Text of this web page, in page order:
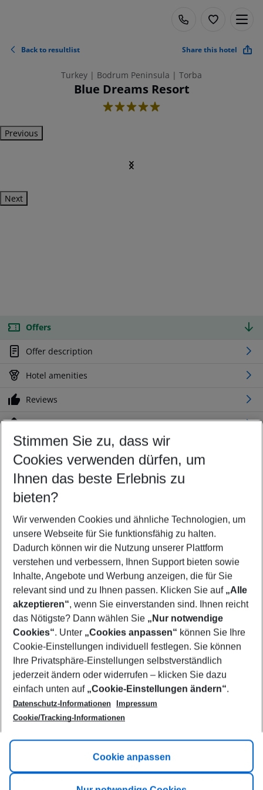
Back to resultlist Share this hotel
Turkey | Bodrum Peninsula | Torba
Blue Dreams Resort
5
Previous
Next
Offers
Offer description
Hotel amenities
Reviews
Location
Customize your offer
Find the perfect deal which suits your best
Your departure airport
Any airport
Select your date range
08/08/26–06/08/27 5-8 nights
Who will travel
2 adults No children
Show more filter
Footer
Footer navigation
Title A
Link A
Stimmen Sie zu, dass wir
Cookies verwenden dürfen, um
Ihnen das beste Erlebnis zu
bieten?
Wir verwenden Cookies und ähnliche Technologien, um
unsere Webseite für Sie funktionsfähig zu halten.
Dadurch können wir die Nutzung unserer Plattform
verstehen und verbessern, Ihnen Support bieten sowie
Inhalte, Angebote und Werbung anzeigen, die für Sie
relevant sind und zu Ihnen passen. Klicken Sie auf „Alle
akzeptieren“, wenn Sie einverstanden sind. Ihnen reicht
das Nötigste? Dann wählen Sie „Nur notwendige
Cookies“. Unter „Cookies anpassen“ können Sie Ihre
Cookie-Einstellungen individuell festlegen. Sie können
Ihre Privatsphäre-Einstellungen selbstverständlich
jederzeit ändern oder widerrufen – klicken Sie dazu
einfach unten auf „Cookie-Einstellungen ändern“.
Datenschutz-Informationen
Impressum
Cookie/Tracking-Informationen
Cookie anpassen